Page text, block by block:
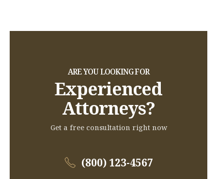
ARE YOU LOOKING FOR
Experienced
Attorneys?
Get a free consultation right now
(800) 123-4567